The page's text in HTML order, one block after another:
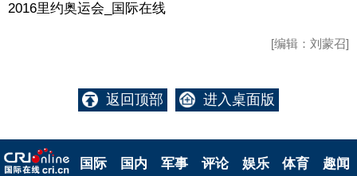
2016里约奥运会_国际在线
[编辑：刘蒙召]
返回顶部 进入桌面版
国际 国内 军事 评论 娱乐 体育 趣闻